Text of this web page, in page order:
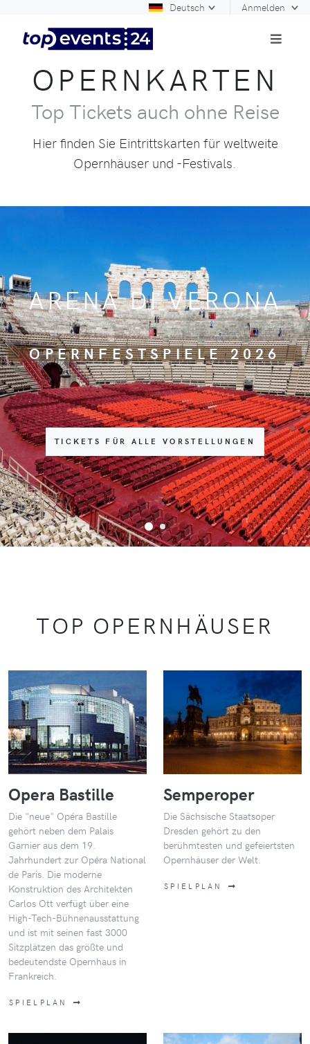
Deutsch Anmelden
OPERNKARTEN
Top Tickets auch ohne Reise
Hier finden Sie Eintrittskarten für weltweite
Opernhäuser und -Festivals.
ARENA DI VERONA
OPERNFESTSPIELE 2026
TICKETS FÜR ALLE VORSTELLUNGEN
TOP OPERNHÄUSER
Opera Bastille
Die "neue" Opéra Bastille
gehört neben dem Palais
Garnier aus dem 19.
Jahrhundert zur Opéra National
de Paris. Die moderne
Konstruktion des Architekten
Carlos Ott verfügt über eine
High-Tech-Bühnenausstattung
und ist mit seinen fast 3000
Sitzplätzen das größte und
bedeutendste Opernhaus in
Frankreich.
SPIELPLAN
Semperoper
Die Sächsische Staatsoper
Dresden gehört zu den
berühmtesten und gefeiertsten
Opernhäuser der Welt.
SPIELPLAN